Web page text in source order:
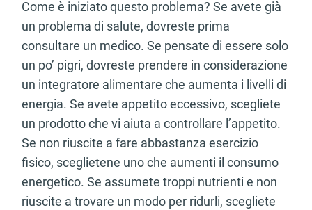
Come è iniziato questo problema? Se avete già
un problema di salute, dovreste prima
consultare un medico. Se pensate di essere solo
un po’ pigri, dovreste prendere in considerazione
un integratore alimentare che aumenta i livelli di
energia. Se avete appetito eccessivo, scegliete
un prodotto che vi aiuta a controllare l’appetito.
Se non riuscite a fare abbastanza esercizio
fisico, sceglietene uno che aumenti il consumo
energetico. Se assumete troppi nutrienti e non
riuscite a trovare un modo per ridurli, scegliete